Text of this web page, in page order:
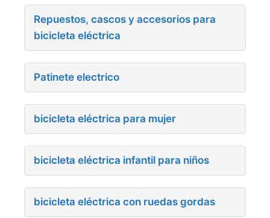
Repuestos, cascos y accesorios para
bicicleta eléctrica
Patinete electrico
bicicleta eléctrica para mujer
bicicleta eléctrica infantil para niños
bicicleta eléctrica con ruedas gordas